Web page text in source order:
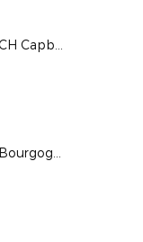
Festival Foot U13 PITCH Capbreton
Photos finale Coupe Bourgogne-Franche-Comté séniors masculins 2023-2024